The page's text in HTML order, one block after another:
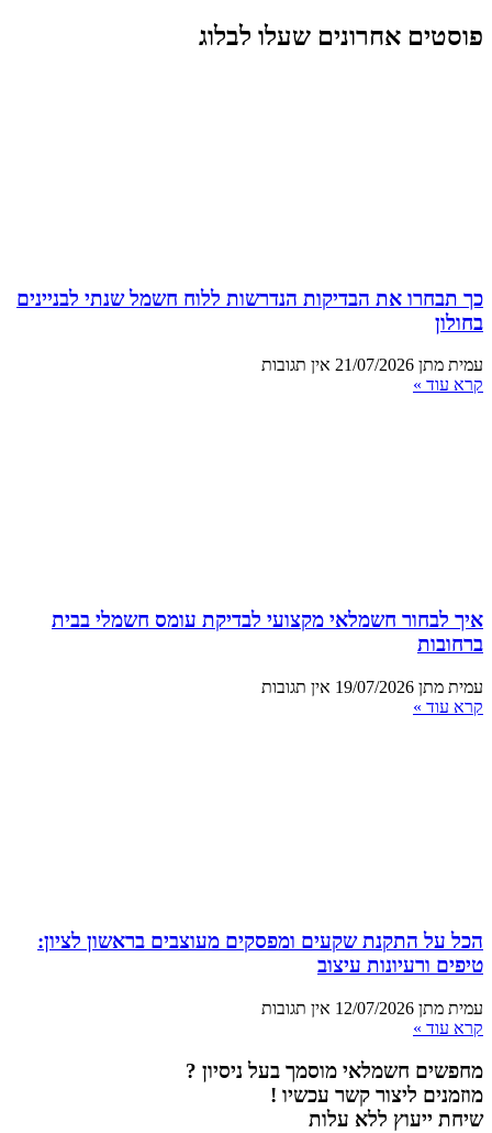
פוסטים אחרונים שעלו לבלוג
כך תבחרו את הבדיקות הנדרשות ללוח חשמל שנתי לבניינים
בחולון
עמית מתן 21/07/2026 אין תגובות
קרא עוד »
איך לבחור חשמלאי מקצועי לבדיקת עומס חשמלי בבית
ברחובות
עמית מתן 19/07/2026 אין תגובות
קרא עוד »
הכל על התקנת שקעים ומפסקים מעוצבים בראשון לציון:
טיפים ורעיונות עיצוב
עמית מתן 12/07/2026 אין תגובות
קרא עוד »
מחפשים חשמלאי מוסמך בעל ניסיון ?
מוזמנים ליצור קשר עכשיו !
שיחת ייעוץ ללא עלות